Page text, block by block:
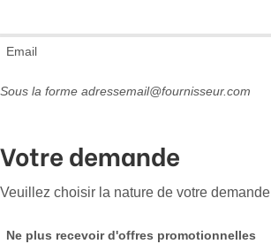
Email
Sous la forme adressemail@fournisseur.com
Votre demande
Veuillez choisir la nature de votre demande
Ne plus recevoir d'offres promotionnelles